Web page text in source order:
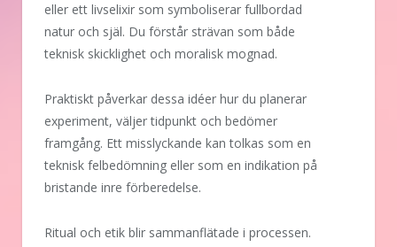
eller ett livselixir som symboliserar fullbordad
natur och själ. Du förstår strävan som både
teknisk skicklighet och moralisk mognad.
Praktiskt påverkar dessa idéer hur du planerar
experiment, väljer tidpunkt och bedömer
framgång. Ett misslyckande kan tolkas som en
teknisk felbedömning eller som en indikation på
bristande inre förberedelse.
Ritual och etik blir sammanflätade i processen.